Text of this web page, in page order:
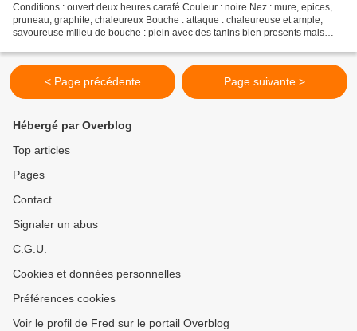
Conditions : ouvert deux heures carafé Couleur : noire Nez : mure, epices,
pruneau, graphite, chaleureux Bouche : attaque : chaleureuse et ample,
savoureuse milieu de bouche : plein avec des tanins bien presents mais
< Page précédente Page suivante >
Hébergé par Overblog
Top articles
Pages
Contact
Signaler un abus
C.G.U.
Cookies et données personnelles
Préférences cookies
Voir le profil de Fred sur le portail Overblog